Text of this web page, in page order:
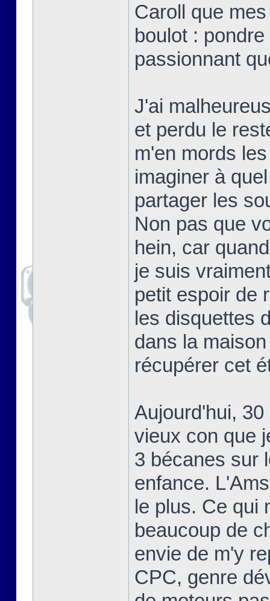
Caroll que
boulot :
passionnant
J'ai
et perdu le
m'en mords
imaginer à
partager les
Non pas que
hein, car
je suis
petit espoir de
les disquettes
dans la
récupérer cet
Aujourd'hui,
vieux con que
3 bécanes sur
enfance.
le plus. Ce qui
beaucoup de
envie de m'y
CPC, genre